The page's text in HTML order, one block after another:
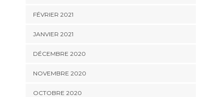
FÉVRIER 2021
JANVIER 2021
DÉCEMBRE 2020
NOVEMBRE 2020
OCTOBRE 2020